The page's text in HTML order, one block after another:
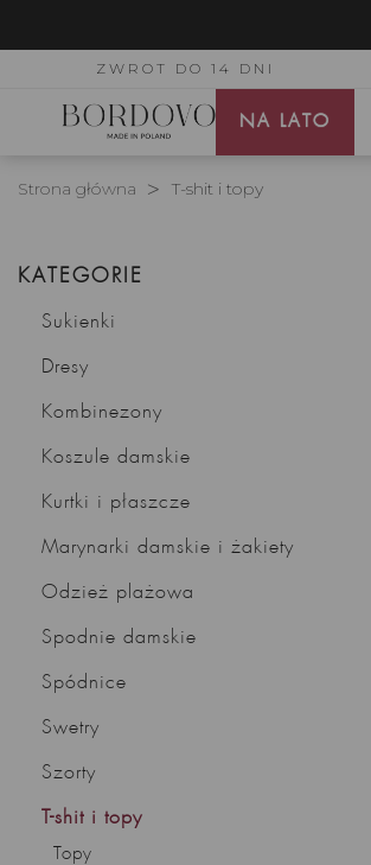
ZWROT DO 14 DNI
NA LATO
Strona główna T-shit i topy
KATEGORIE
Sukienki
Dresy
Kombinezony
Koszule damskie
Kurtki i płaszcze
Marynarki damskie i żakiety
Odzież plażowa
Spodnie damskie
Spódnice
Swetry
Szorty
T-shit i topy
Topy